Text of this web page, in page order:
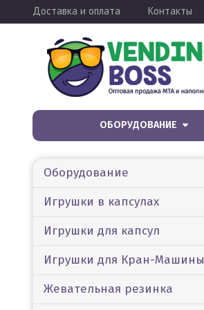
Доставка и оплата Контакты
ОБОРУДОВАНИЕ
Оборудование
Игрушки в капсулах
Игрушки для капсул
Игрушки для Кран-Машины
Жевательная резинка